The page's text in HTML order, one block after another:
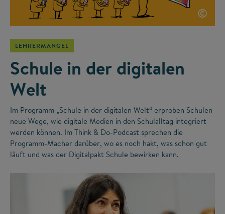
©
LEHRERMANGEL
Schule in der digitalen
Welt
Im Programm „Schule in der digitalen Welt“ erproben Schulen
neue Wege, wie digitale Medien in den Schulalltag integriert
werden können. Im Think & Do-Podcast sprechen die
Programm-Macher darüber, wo es noch hakt, was schon gut
läuft und was der Digitalpakt Schule bewirken kann.